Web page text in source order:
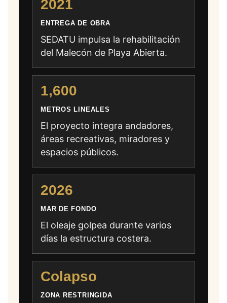
2021
ENTREGA DE OBRA
SEDATU impulsa la rehabilitación
del Malecón de Playa Abierta.
1,600
METROS LINEALES
El proyecto integra andadores,
áreas recreativas, miradores y
espacios públicos.
2026
MAR DE FONDO
El oleaje golpea durante varios
días la estructura costera.
Colapso
ZONA RESTRINGIDA